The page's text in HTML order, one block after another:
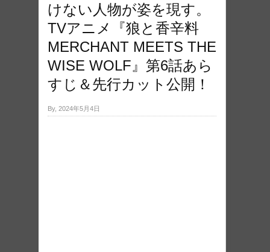
けない人物が姿を現す。
TVアニメ『狼と香辛料
MERCHANT MEETS THE
WISE WOLF』第6話あら
すじ＆先行カット公開！
By, 2024年5月4日